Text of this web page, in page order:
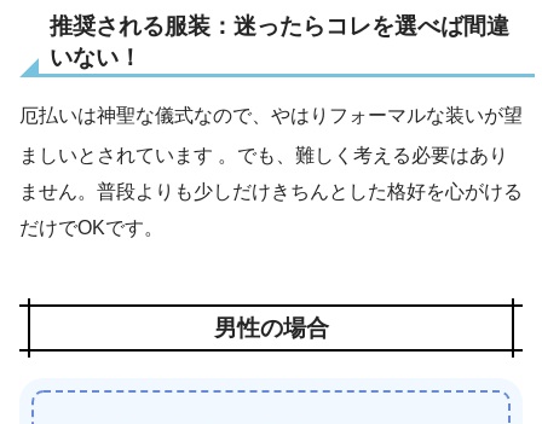
推奨される服装：迷ったらコレを選べば間違
いない！
厄払いは神聖な儀式なので、やはりフォーマルな装いが望
ましいとされています 。でも、難しく考える必要はあり
ません。普段よりも少しだけきちんとした格好を心がける
だけでOKです。
男性の場合